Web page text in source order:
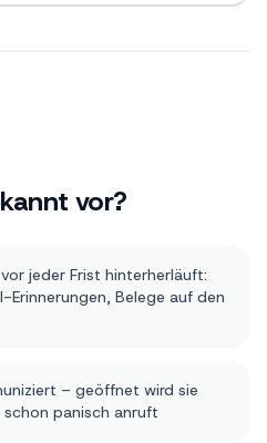
vor?
jeder Frist hinterherläuft:
Erinnerungen, Belege auf den
– geöffnet wird sie
panisch anruft